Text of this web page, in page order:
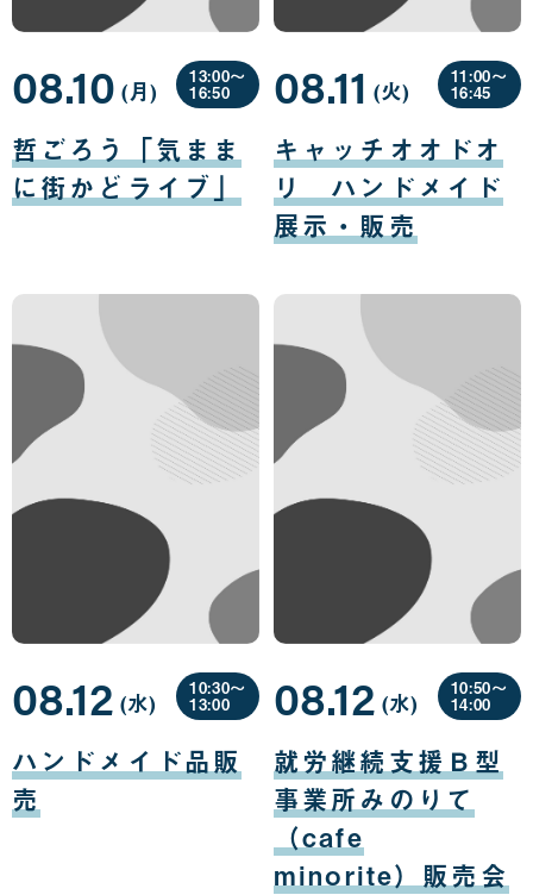
哲ごろう「気まま
に街かどライブ」
08.10
月
10
日
(月曜
日
)
13:00〜
16:50
キャッチオオドオ
リ ハンドメイド
展示・販売
08.11
月
11
日
(火曜
日
)
11:00〜
16:45
ハンドメイド品販
売
08.12
月
12
日
(水曜
日
)
10:30〜
13:00
就労継続支援Ｂ型
事業所みのりて
（cafe
minorite）販売会
08.12
月
12
日
(水曜
日
)
10:50〜
14:00